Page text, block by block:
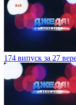
174 випуск за 27